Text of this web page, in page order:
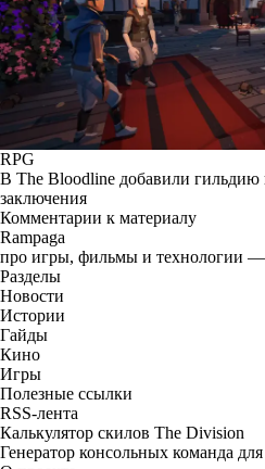
RPG
В The Bloodline добавили гильдию
заключения
Комментарии к материалу
Rampaga
про игры, фильмы и технологии —
Разделы
Новости
Истории
Гайды
Кино
Игры
Полезные ссылки
RSS-лента
Калькулятор скилов The Division
Генератор консольных команда